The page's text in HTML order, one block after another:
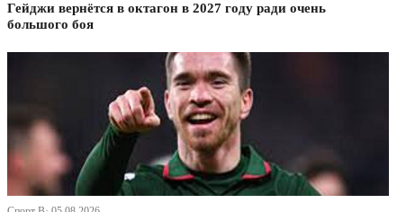
Гейджи вернётся в октагон в 2027 году ради очень
большого боя